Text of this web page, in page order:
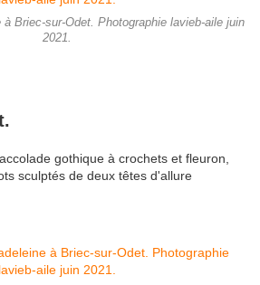
Briec-sur-Odet. Photographie lavieb-aile juin
2021.
gothique à crochets et fleuron,
sculptés de deux têtes d'allure